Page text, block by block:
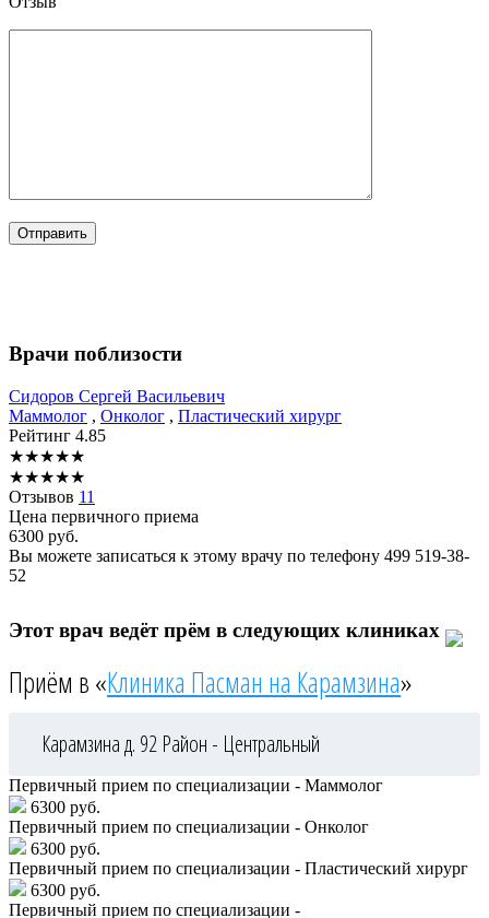
Врачи поблизости
Сидоров Сергей Васильевич
Маммолог , Онколог , Пластический хирург
Рейтинг 4.85
★★★★★
★★★★★
Отзывов 11
Цена первичного приема
6300 руб.
Вы можете записаться к этому врачу по телефону 499 519-38-
52
Этот врач ведёт прём в следующих клиниках
Приём в «Клиника Пасман на Карамзина»
Карамзина д. 92 Район - Центральный
Первичный прием по специализации - Маммолог
6300 руб.
Первичный прием по специализации - Онколог
6300 руб.
Первичный прием по специализации - Пластический хирург
6300 руб.
Первичный прием по специализации -